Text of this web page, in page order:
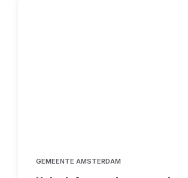
GEMEENTE AMSTERDAM